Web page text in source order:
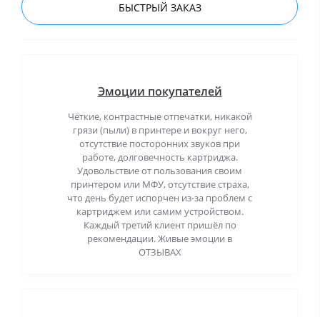
БЫСТРЫЙ ЗАКАЗ
Эмоции покупателей
Чёткие, контрастные отпечатки, никакой
грязи (пыли) в принтере и вокруг него,
отсутствие посторонних звуков при
работе, долговечность картриджа.
Удовольствие от пользования своим
принтером или МФУ, отсутствие страха,
что день будет испорчен из-за проблем с
картриджем или самим устройством.
Каждый третий клиент пришёл по
рекомендации. Живые эмоции в
ОТЗЫВАХ